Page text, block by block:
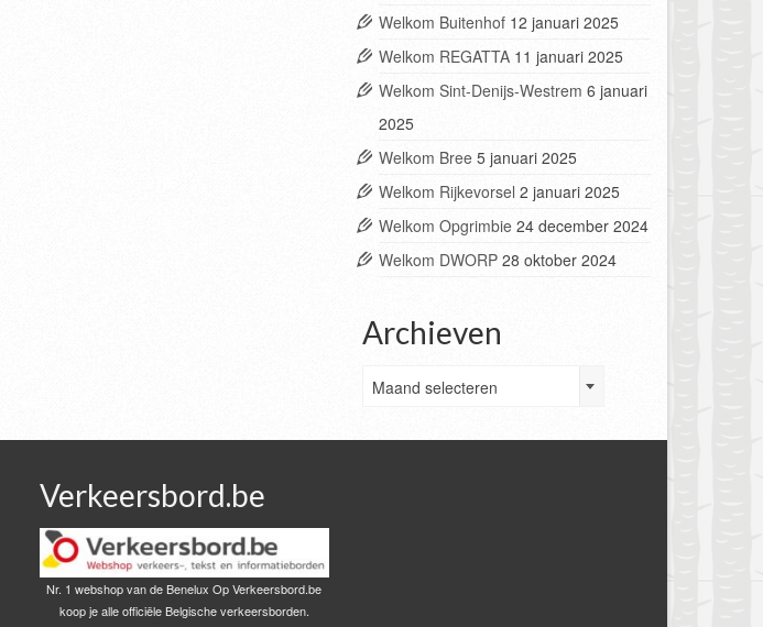
Welkom Buitenhof 12 januari 2025
Welkom REGATTA 11 januari 2025
Welkom Sint-Denijs-Westrem 6 januari
2025
Welkom Bree 5 januari 2025
Welkom Rijkevorsel 2 januari 2025
Welkom Opgrimbie 24 december 2024
Welkom DWORP 28 oktober 2024
Archieven
Maand selecteren
Verkeersbord.be
Nr. 1 webshop van de Benelux Op Verkeersbord.be
koop je alle officiële Belgische verkeersborden.